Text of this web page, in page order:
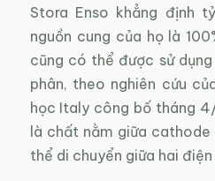
Stora Enso khẳng định
nguồn cung của họ là
cũng có thể được sử
phân, theo nghiên cứu
học Italy công bố tháng
là chất nằm giữa
thể di chuyển giữa hai